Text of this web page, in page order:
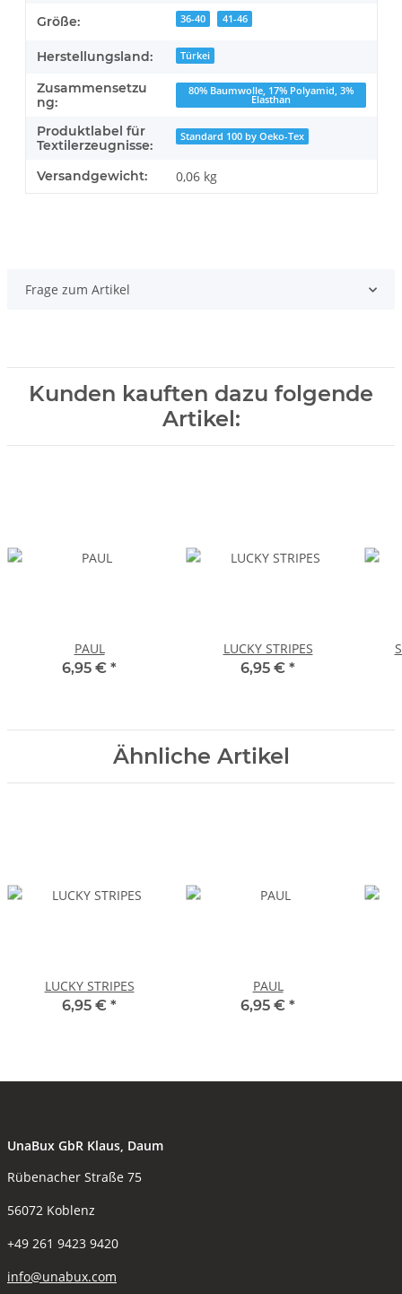
Größe: 36-40 41-46
Herstellungsland: Türkei
Zusammensetzu
ng:
80% Baumwolle, 17% Polyamid, 3%
Elasthan
Produktlabel für
Textilerzeugnisse:
Standard 100 by Oeko-Tex
Versandgewicht: 0,06 kg
Frage zum Artikel
Kunden kauften dazu folgende
Artikel:
PAUL
6,95 € *
LUCKY STRIPES
6,95 € *
Ähnliche Artikel
LUCKY STRIPES
6,95 € *
PAUL
6,95 € *
UnaBux GbR Klaus, Daum
Rübenacher Straße 75
56072 Koblenz
+49 261 9423 9420
info@unabux.com